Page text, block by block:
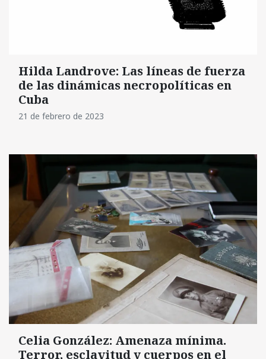
Hilda Landrove: Las líneas de fuerza
de las dinámicas necropolíticas en
Cuba
21 de febrero de 2023
Celia González: Amenaza mínima.
Terror, esclavitud y cuerpos en el